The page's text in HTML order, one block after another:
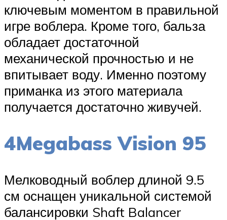
ключевым моментом в правильной
игре воблера. Кроме того, бальза
обладает достаточной
механической прочностью и не
впитывает воду. Именно поэтому
приманка из этого материала
получается достаточно живучей.
4Megabass Vision 95
Мелководный воблер длиной 9.5
см оснащен уникальной системой
балансировки Shaft Balancer